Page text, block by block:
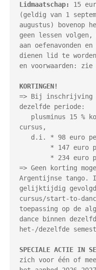
Lidmaatschap:
15
(geldig van 1
augustus) bovenop
geen lessen volgen,
aan oefenavonden
dienen lid te worden
en voorwaarden: zie
KORTINGEN!
=> Bij inschrijving
dezelfde periode:
cursus,
=> Geen korting
Argentijnse tango.
gelijktijdig gevolgd
cursus/start-to-
toepassing op de
dance binnen
het-/dezelfde
SPECIALE ACTIE IN
zich voor één of